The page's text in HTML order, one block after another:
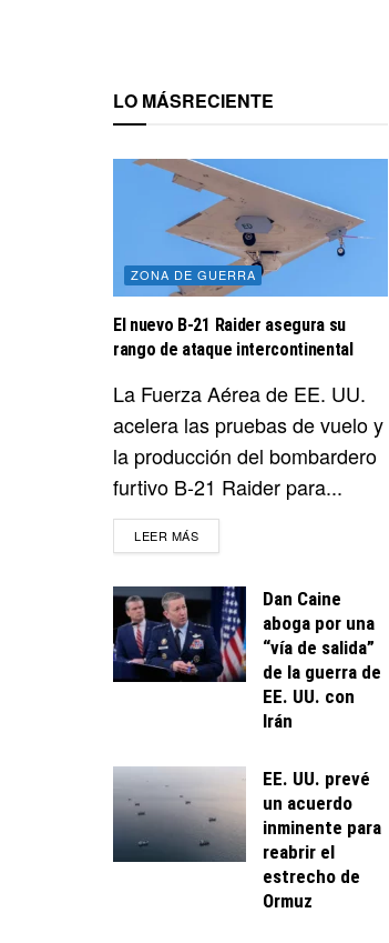
LO MÁSRECIENTE
ZONA DE GUERRA
El nuevo B-21 Raider asegura su
rango de ataque intercontinental
La Fuerza Aérea de EE. UU.
acelera las pruebas de vuelo y
la producción del bombardero
furtivo B-21 Raider para...
LEER MÁSDETAILS
Dan Caine
aboga por una
“vía de salida”
de la guerra de
EE. UU. con
Irán
EE. UU. prevé
un acuerdo
inminente para
reabrir el
estrecho de
Ormuz